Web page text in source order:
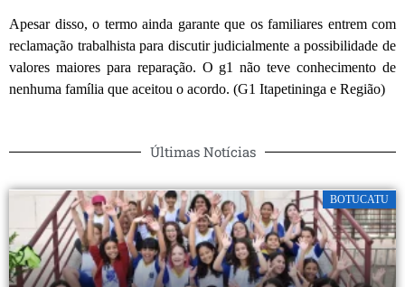
Apesar disso, o termo ainda garante que os familiares entrem com
reclamação trabalhista para discutir judicialmente a possibilidade de
valores maiores para reparação. O g1 não teve conhecimento de
nenhuma família que aceitou o acordo. (G1 Itapetininga e Região)
Últimas Notícias
BOTUCATU